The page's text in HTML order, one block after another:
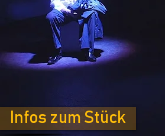
Infos zum Stück